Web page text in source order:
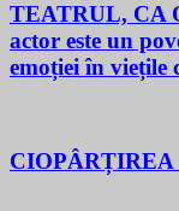
TEATRUL, CA
actor este un
emoției în viețile